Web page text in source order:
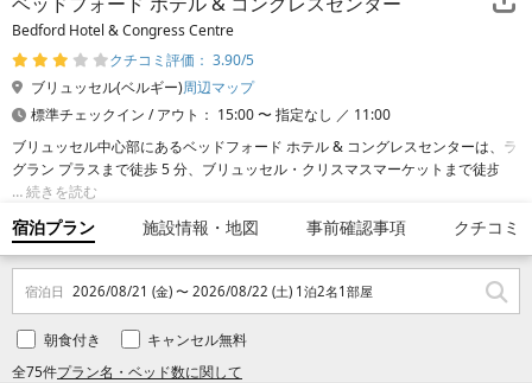
Bedford Hotel & Congress Centre
クチコミ評価： 3.90/5
ブリュッセル(ベルギー)周辺マップ
標準チェックイン / アウト： 15:00 〜 指定なし ／ 11:00
ブリュッセル中心部にあるベッドフォード ホテル & コングレスセンターは、ラ
グラン プラスまで徒歩 5 分、ブリュッセル・クリスマスマーケットまで徒歩
13 分です。 このホテルは、ルイーズ通りまで 1.6 km、トゥール＆タクシスま
で 3.3 km の場所にあります。
続きを読む
宿泊プラン 施設情報・地図 事前確認事項 クチコミ
宿泊日 2026/08/21 (金) 〜 2026/08/22 (土) 1泊2名1部屋
全75件プラン名・ベッド数に関して
朝食付き キャンセル無料